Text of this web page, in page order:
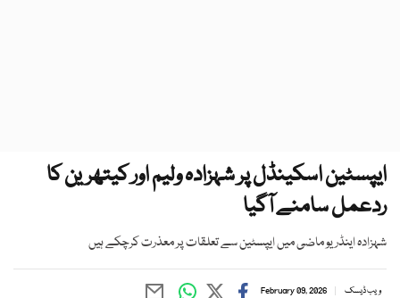
ایپسٹین اسکینڈل پر شہزادہ ولیم اور کیتھرین کا
ردعمل سامنے آگیا
شہزادہ اینڈریو ماضی میں ایپسٹین سے تعلقات پر معذرت کرچکے ہیں
ویب ڈیسک February 09, 2026